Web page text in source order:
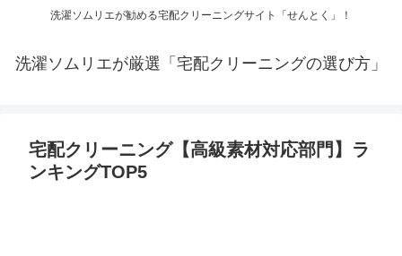
洗濯ソムリエが勧める宅配クリーニングサイト「せんとく」！
洗濯ソムリエが厳選「宅配クリーニングの選び方」
宅配クリーニング【高級素材対応部門】ラ
ンキングTOP5